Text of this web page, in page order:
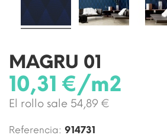
MAGRU 01
10,31 €/m2
El rollo sale 54,89 €
Referencia: 914731